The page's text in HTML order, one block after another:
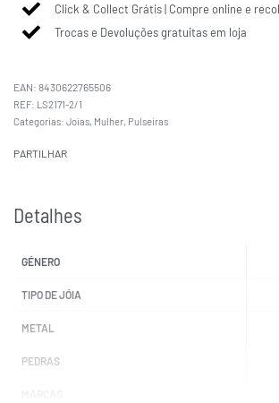
Click & Collect Grátis | Compre online e
Trocas e Devoluções gratuitas em loja
EAN: 8430622765506
LS2171-2/1
Categorias: Joias, Mulher, Pulseiras
PARTILHAR
Detalhes
GÉNERO
TIPO DE JÓIA
METAL
PEDRAS